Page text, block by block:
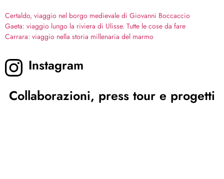
Certaldo, viaggio nel borgo medievale di Giovanni Boccaccio
Gaeta: viaggio lungo la riviera di Ulisse. Tutte le cose da fare
Carrara: viaggio nella storia millenaria del marmo
Instagram
Collaborazioni, press tour e progetti